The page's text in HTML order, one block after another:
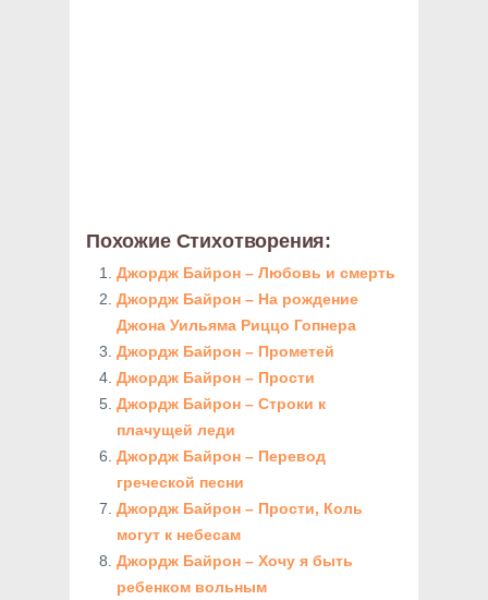
Похожие Стихотворения:
Джордж Байрон – Любовь и смерть
Джордж Байрон – На рождение
Джона Уильяма Риццо Гопнера
Джордж Байрон – Прометей
Джордж Байрон – Прости
Джордж Байрон – Строки к
плачущей леди
Джордж Байрон – Перевод
греческой песни
Джордж Байрон – Прости, Коль
могут к небесам
Джордж Байрон – Хочу я быть
ребенком вольным